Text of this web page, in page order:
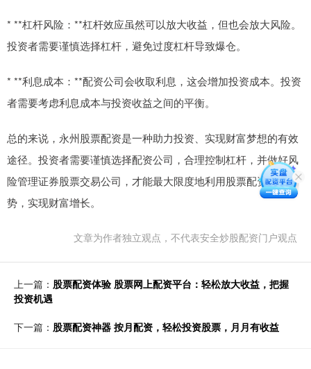
* **杠杆风险：**杠杆效应虽然可以放大收益，但也会放大风险。
投资者需要谨慎选择杠杆，避免过度杠杆导致爆仓。
* **利息成本：**配资公司会收取利息，这会增加投资成本。投资
者需要考虑利息成本与投资收益之间的平衡。
总的来说，永州股票配资是一种助力投资、实现财富梦想的有效
途径。投资者需要谨慎选择配资公司，合理控制杠杆，并做好风
险管理证券股票交易公司，才能最大限度地利用股票配资的优
势，实现财富增长。
文章为作者独立观点，不代表安全炒股配资门户观点
上一篇： 股票配资体验 股票网上配资平台：轻松放大收益，把握
投资机遇
下一篇： 股票配资神器 按月配资，轻松投资股票，月月有收益